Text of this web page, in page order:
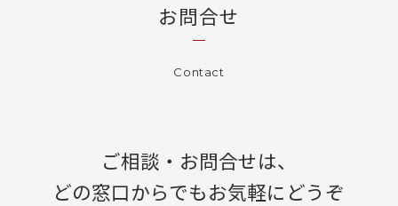
お問合せ
Contact
ご相談・お問合せは、
どの窓口からでもお気軽にどうぞ